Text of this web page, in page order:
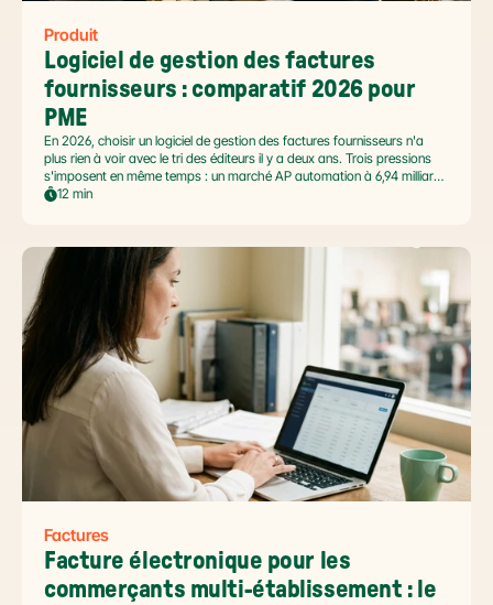
Produit
Logiciel de gestion des factures
fournisseurs : comparatif 2026 pour
PME
En 2026, choisir un logiciel de gestion des factures fournisseurs n'a
plus rien à voir avec le tri des éditeurs il y a deux ans. Trois pressions
s'imposent en même temps : un marché AP automation à 6,94 milliards
USD en pleine accélération, une réforme facture électronique 2026 qui
de traitement, selon Forrester 2026). Ce comparatif passe en revue 8
outils pertinents pour les PME françaises et le positionnement de Libeo
dans ce paysage en mouvement.
12 min
Factures
Facture électronique pour les
commerçants multi-établissement : le